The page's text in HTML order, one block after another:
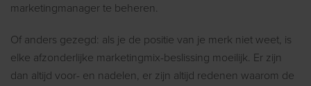
marketingmanager te beheren.
Of anders gezegd: als je de positie van je merk niet weet, is
elke afzonderlijke marketingmix-beslissing moeilijk. Er zijn
dan altijd voor- en nadelen, er zijn altijd redenen waarom de